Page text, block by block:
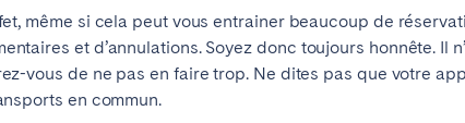
même si cela peut vous entrainer beaucoup de
et d’annulations. Soyez donc toujours honnête.
vous de ne pas en faire trop. Ne dites pas que votre
en commun.
Basel Bern
Zürich